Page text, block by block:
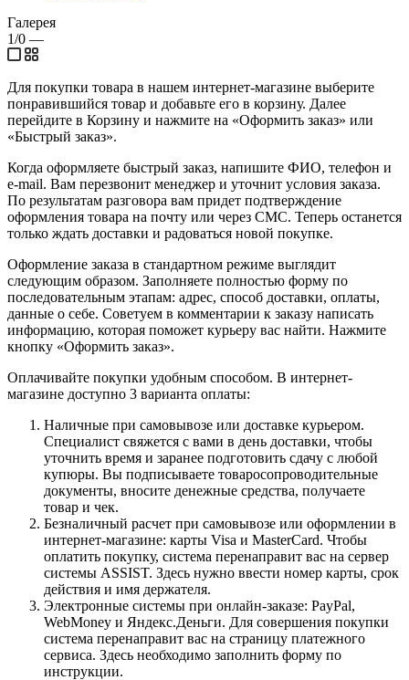
Галерея
1/0 —
Для покупки товара в нашем интернет-магазине выберите
понравившийся товар и добавьте его в корзину. Далее
перейдите в Корзину и нажмите на «Оформить заказ» или
«Быстрый заказ».
Когда оформляете быстрый заказ, напишите ФИО, телефон и
e-mail. Вам перезвонит менеджер и уточнит условия заказа.
По результатам разговора вам придет подтверждение
оформления товара на почту или через СМС. Теперь останется
только ждать доставки и радоваться новой покупке.
Оформление заказа в стандартном режиме выглядит
следующим образом. Заполняете полностью форму по
последовательным этапам: адрес, способ доставки, оплаты,
данные о себе. Советуем в комментарии к заказу написать
информацию, которая поможет курьеру вас найти. Нажмите
кнопку «Оформить заказ».
Оплачивайте покупки удобным способом. В интернет-
магазине доступно 3 варианта оплаты:
Наличные при самовывозе или доставке курьером.
Специалист свяжется с вами в день доставки, чтобы
уточнить время и заранее подготовить сдачу с любой
купюры. Вы подписываете товаросопроводительные
документы, вносите денежные средства, получаете
товар и чек.
Безналичный расчет при самовывозе или оформлении в
интернет-магазине: карты Visa и MasterCard. Чтобы
оплатить покупку, система перенаправит вас на сервер
системы ASSIST. Здесь нужно ввести номер карты, срок
действия и имя держателя.
Электронные системы при онлайн-заказе: PayPal,
WebMoney и Яндекс.Деньги. Для совершения покупки
система перенаправит вас на страницу платежного
сервиса. Здесь необходимо заполнить форму по
инструкции.